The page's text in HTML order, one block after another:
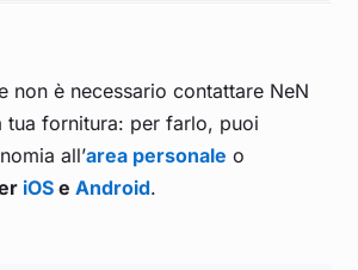
non è necessario contattare NeN
tua fornitura: per farlo, puoi
all’area personale o
iOS eAndroid.